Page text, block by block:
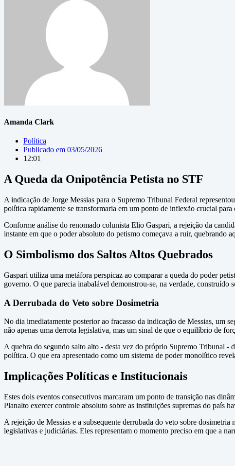
Amanda Clark
Política
Publicado em 03/05/2026
12:01
A Queda da Onipotência Petista no STF
A indicação de Jorge Messias para o Supremo Tribunal Federal
política rapidamente se transformaria em um ponto de inflexão crucial
Conforme análise do renomado colunista Elio Gaspari, a rejeição da
instante em que o poder absoluto do petismo começava a ruir, quebrando
O Simbolismo dos Saltos Altos Quebrados
Gaspari utiliza uma metáfora perspicaz ao comparar a queda do poder
governo. O que parecia inabalável demonstrou-se, na verdade, construído
A Derrubada do Veto sobre Dosimetria
No dia imediatamente posterior ao fracasso da indicação de Messias, um
não apenas uma derrota legislativa, mas um sinal de que o equilíbrio de
A quebra do segundo salto alto - desta vez do próprio Supremo Tribunal -
política. O que era apresentado como um sistema de poder monolítico
Implicações Políticas e Institucionais
Estes dois eventos consecutivos marcaram um ponto de transição nas
Planalto exercer controle absoluto sobre as instituições supremas do país
A rejeição de Messias e a subsequente derrubada do veto sobre
legislativas e judiciárias. Eles representam o momento preciso em que a